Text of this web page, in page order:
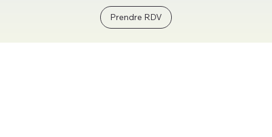
Prendre RDV